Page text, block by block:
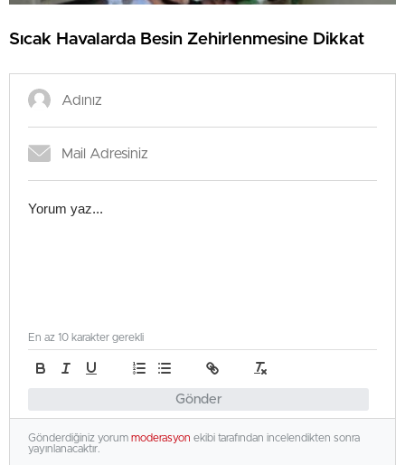
Sıcak Havalarda Besin Zehirlenmesine Dikkat
Gönder
En az 10 karakter gerekli
Gönderdiğiniz yorum moderasyon ekibi tarafından incelendikten sonra
yayınlanacaktır.